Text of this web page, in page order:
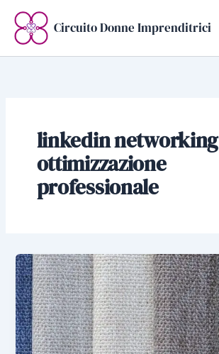
contenuto
Circuito Donne Imprenditrici
linkedin networking
ottimizzazione
professionale